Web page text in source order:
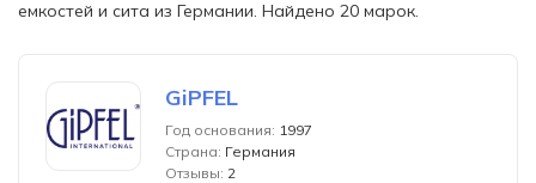
емкостей и сита из Германии. Найдено 20 марок.
GiPFEL
Год основания: 1997
Страна: Германия
Отзывы: 2